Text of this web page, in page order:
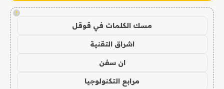
!
مسك الكلمات في قوقل
اشراق التقنية
ان سفن
مرابع التكنولوجيا